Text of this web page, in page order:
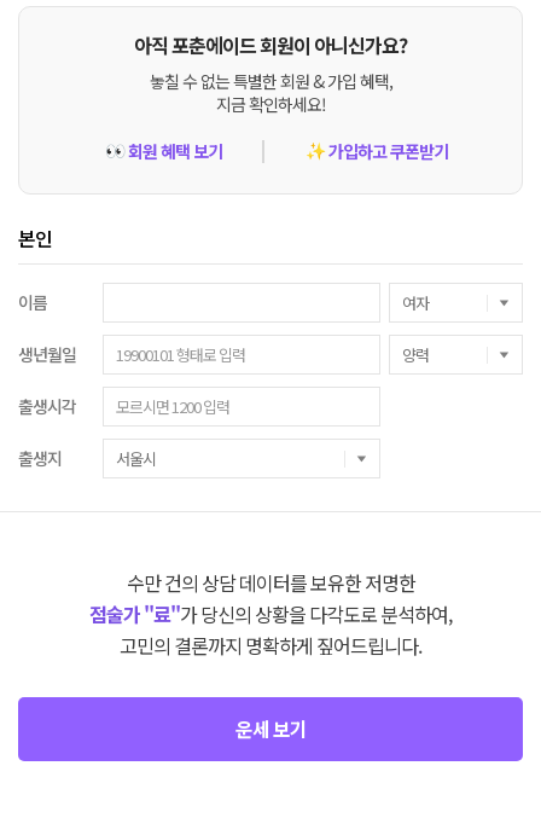
아직 포춘에이드 회원이 아니신가요?
놓칠 수 없는 특별한 회원 & 가입 혜택,
지금 확인하세요!
👀회원 혜택 보기 ✨가입하고 쿠폰받기
본인
이름
생년월일
출생시각
출생지
수만 건의 상담 데이터를 보유한 저명한
점술가 "료"가 당신의 상황을 다각도로 분석하여,
고민의 결론까지 명확하게 짚어드립니다.
운세 보기